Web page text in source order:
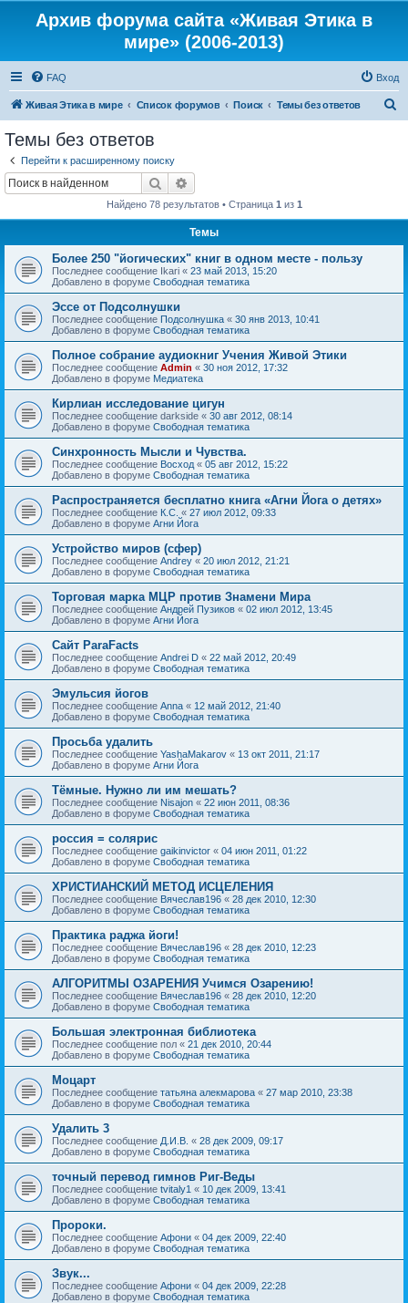
Архив форума сайта «Живая Этика в
мире» (2006-2013)
FAQ Вход
Живая Этика в мире Список форумов Поиск Темы без ответов
Темы без ответов
Перейти к расширенному поиску
Поиск
Найдено 78 результатов • Страница 1 из 1
Темы
Более 250 "йогических" книг в одном месте - пользу
Последнее сообщение Ikari « 23 май 2013, 15:20
Добавлено в форуме Свободная тематика
Эссе от Подсолнушки
Последнее сообщение Подсолнушка « 30 янв 2013, 10:41
Добавлено в форуме Свободная тематика
Полное собрание аудиокниг Учения Живой Этики
Последнее сообщение Admin « 30 ноя 2012, 17:32
Добавлено в форуме Медиатека
Кирлиан исследование цигун
Последнее сообщение darkside « 30 авг 2012, 08:14
Добавлено в форуме Свободная тематика
Синхронность Мысли и Чувства.
Последнее сообщение Восход « 05 авг 2012, 15:22
Добавлено в форуме Свободная тематика
Распространяется бесплатно книга «Агни Йога о детях»
Последнее сообщение К.С. « 27 июл 2012, 09:33
Добавлено в форуме Агни Йога
Устройство миров (сфер)
Последнее сообщение Andrey « 20 июл 2012, 21:21
Добавлено в форуме Свободная тематика
Торговая марка МЦР против Знамени Мира
Последнее сообщение Андрей Пузиков « 02 июл 2012, 13:45
Добавлено в форуме Агни Йога
Сайт ParaFacts
Последнее сообщение Andrei D « 22 май 2012, 20:49
Добавлено в форуме Свободная тематика
Эмульсия йогов
Последнее сообщение Anna « 12 май 2012, 21:40
Добавлено в форуме Свободная тематика
Просьба удалить
Последнее сообщение YashaMakarov « 13 окт 2011, 21:17
Добавлено в форуме Агни Йога
Тёмные. Нужно ли им мешать?
Последнее сообщение Nisajon « 22 июн 2011, 08:36
Добавлено в форуме Свободная тематика
россия = солярис
Последнее сообщение gaikinvictor « 04 июн 2011, 01:22
Добавлено в форуме Свободная тематика
ХРИСТИАНСКИЙ МЕТОД ИСЦЕЛЕНИЯ
Последнее сообщение Вячеслав196 « 28 дек 2010, 12:30
Добавлено в форуме Свободная тематика
Практика раджа йоги!
Последнее сообщение Вячеслав196 « 28 дек 2010, 12:23
Добавлено в форуме Свободная тематика
АЛГОРИТМЫ ОЗАРЕНИЯ Учимся Озарению!
Последнее сообщение Вячеслав196 « 28 дек 2010, 12:20
Добавлено в форуме Свободная тематика
Большая электронная библиотека
Последнее сообщение пол « 21 дек 2010, 20:44
Добавлено в форуме Свободная тематика
Моцарт
Последнее сообщение татьяна алекмарова « 27 мар 2010, 23:38
Добавлено в форуме Свободная тематика
Удалить 3
Последнее сообщение Д.И.В. « 28 дек 2009, 09:17
Добавлено в форуме Свободная тематика
точный перевод гимнов Риг-Веды
Последнее сообщение tvitaly1 « 10 дек 2009, 13:41
Добавлено в форуме Свободная тематика
Пророки.
Последнее сообщение Афони « 04 дек 2009, 22:40
Добавлено в форуме Свободная тематика
Звук...
Последнее сообщение Афони « 04 дек 2009, 22:28
Добавлено в форуме Свободная тематика